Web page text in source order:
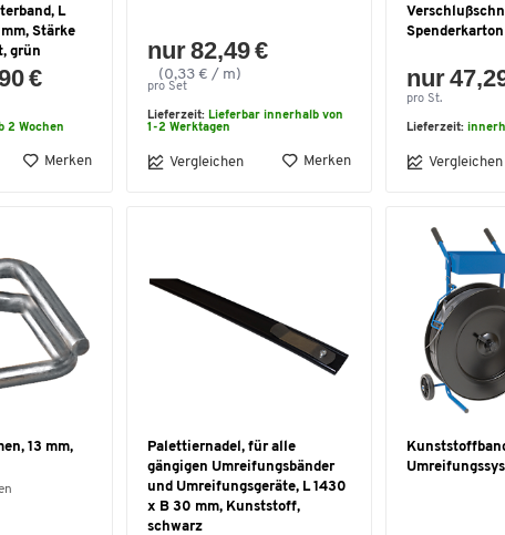
L
Stärke
grün
€
2 Wochen
Merken
nur 82,49 €
(0,33 € / m)
pro Set
Lieferzeit: Lieferbar innerhalb von
1-2 Werktagen
Vergleichen Merken
Spenderkarton
nur
pro St.
Lieferzeit:
Vergleichen
13 mm,
Palettiernadel, für alle
gängigen Umreifungsbänder
und Umreifungsgeräte, L 1430
x B 30 mm, Kunststoff,
schwarz